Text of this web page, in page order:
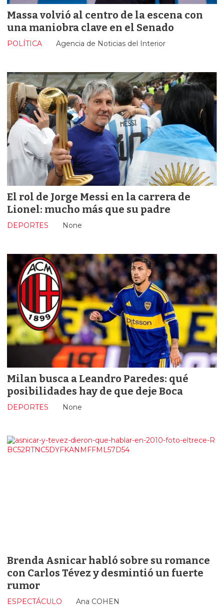
Massa volvió al centro de la escena con
una maniobra clave en el Senado
Agencia de Noticias del Interior
POLÍTICA
El rol de Jorge Messi en la carrera de
Lionel: mucho más que su padre
None
DEPORTES
Milan busca a Leandro Paredes: qué
posibilidades hay de que deje Boca
None
DEPORTES
Brenda Asnicar habló sobre su romance
con Carlos Tévez y desmintió un fuerte
rumor
Ana COHEN
ESPECTÁCULO